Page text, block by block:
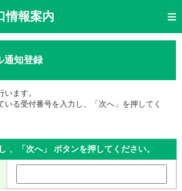
情報案内
ー
通知登録
います。
いる受付番号を入力し、「次へ」を押してく
、「次へ」 ボタンを押してください。